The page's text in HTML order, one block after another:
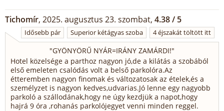
Tichomír, 2025. augusztus 23. szombat, 4.38 / 5
Idősebb pár Superior kétágyas szoba 4 éjszakát töltött itt
"GYÖNYÖRŰ NYÁR=IRÁNY ZAMÁRDI!"
Hotel közelsége a parthoz nagyon jó,de a kilátás a szobából
első emeleten csalódás volt a belső parkolóra.Az
étteremben nagyon finomak és változatosak az ételek,és a
személyzet is nagyon kedves,udvarias.Jó lenne egy nagyobb
parkoló a szállodának,hogy ne úgy kezdjük a napot,hogy
hajrá 9 óra ,rohanás parkolójegyet venni minden reggel.